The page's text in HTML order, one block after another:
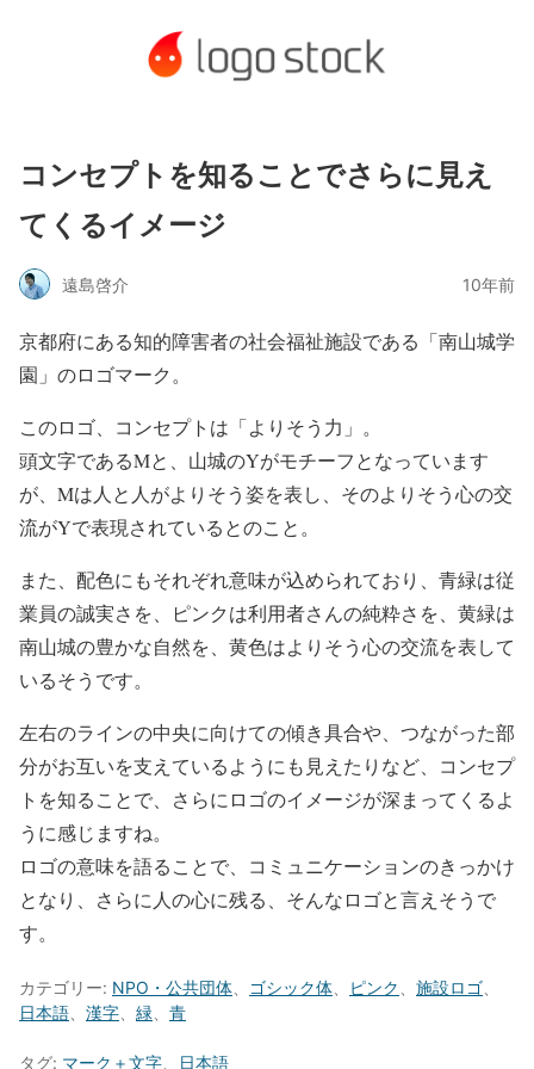
コンセプトを知ることでさらに見え
てくるイメージ
遠島啓介 10年前
京都府にある知的障害者の社会福祉施設である「南山城学
園」のロゴマーク。
このロゴ、コンセプトは「よりそう力」。
頭文字であるMと、山城のYがモチーフとなっています
が、Mは人と人がよりそう姿を表し、そのよりそう心の交
流がYで表現されているとのこと。
また、配色にもそれぞれ意味が込められており、青緑は従
業員の誠実さを、ピンクは利用者さんの純粋さを、黄緑は
南山城の豊かな自然を、黄色はよりそう心の交流を表して
いるそうです。
左右のラインの中央に向けての傾き具合や、つながった部
分がお互いを支えているようにも見えたりなど、コンセプ
トを知ることで、さらにロゴのイメージが深まってくるよ
うに感じますね。
ロゴの意味を語ることで、コミュニケーションのきっかけ
となり、さらに人の心に残る、そんなロゴと言えそうで
す。
カテゴリー: NPO・公共団体 ゴシック体 ピンク 施設ロゴ
日本語
漢字 緑 青
タグ: マーク＋文字 日本語